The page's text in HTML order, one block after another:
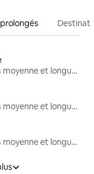
Locations moyenne et longue durée
Locations moyenne et longue durée
Locations moyenne et longue durée